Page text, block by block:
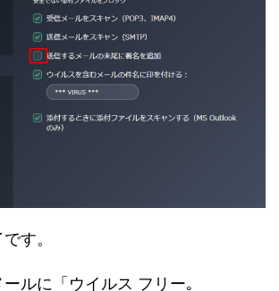
す。
ルに「ウイルス フリー｡